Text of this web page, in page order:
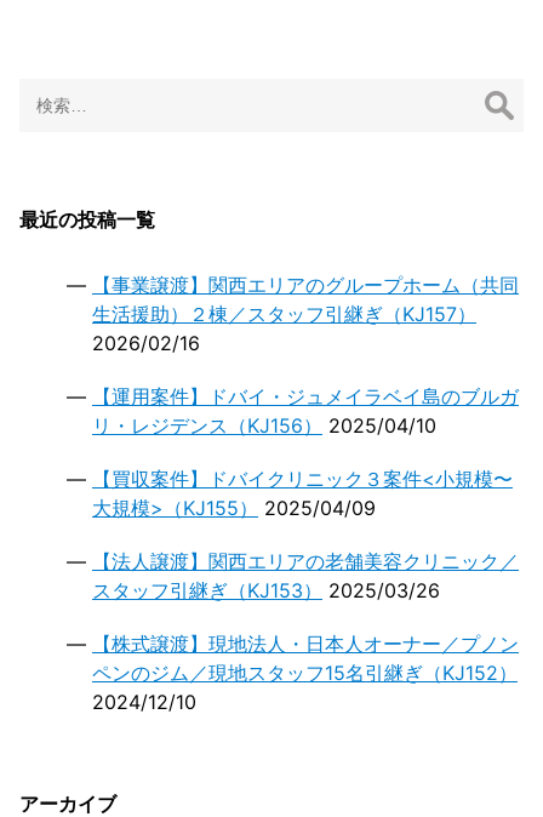
索:
最近の投稿一覧
【事業譲渡】関西エリアのグループホーム（共同
生活援助）２棟／スタッフ引継ぎ（KJ157）
2026/02/16
【運用案件】ドバイ・ジュメイラベイ島のブルガ
リ・レジデンス（KJ156）
2025/04/10
【買収案件】ドバイクリニック３案件<小規模〜
大規模>（KJ155）
2025/04/09
【法人譲渡】関西エリアの老舗美容クリニック／
スタッフ引継ぎ（KJ153）
2025/03/26
【株式譲渡】現地法人・日本人オーナー／プノン
ペンのジム／現地スタッフ15名引継ぎ（KJ152）
2024/12/10
アーカイブ